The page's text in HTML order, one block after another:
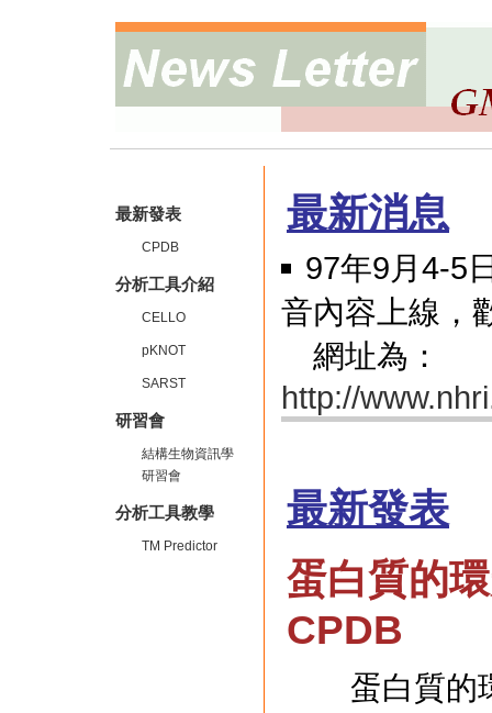
最新發表
CPDB
分析工具介紹
CELLO
pKNOT
SARST
研習會
結構生物資訊學
研習會
分析工具教學
TM Predictor
最新消息
97年9月4-5
音內容上線，
網址為：
http://
最新發表
蛋白質的
CPDB
蛋白質的